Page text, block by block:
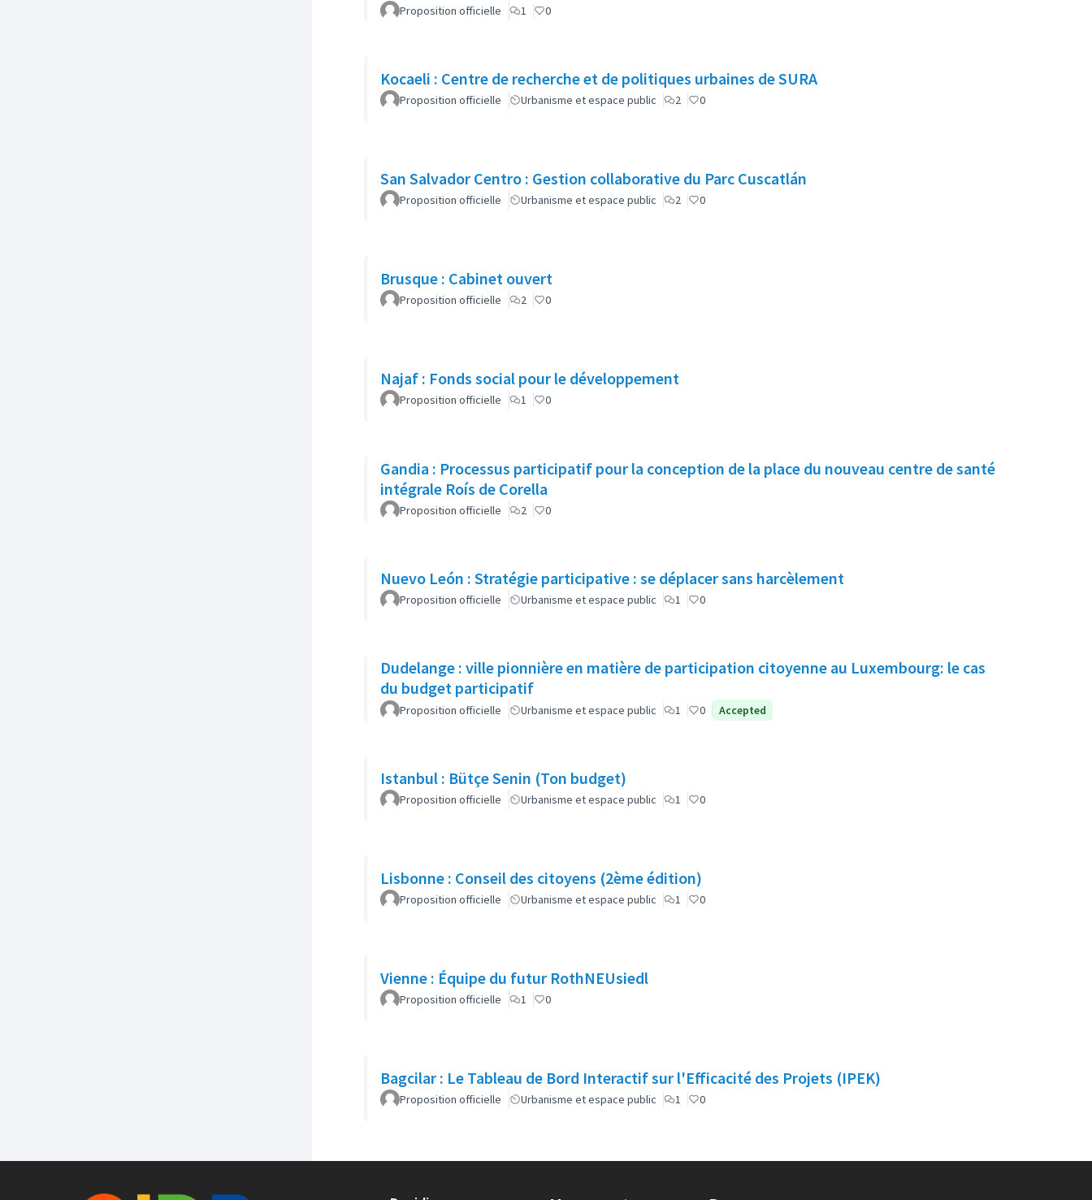
Proposition officielle 1 0
Kocaeli : Centre de recherche et de politiques urbaines de SURA
Proposition officielle Urbanisme et espace public 2 0
San Salvador Centro : Gestion collaborative du Parc Cuscatlán
Proposition officielle Urbanisme et espace public 2 0
Brusque : Cabinet ouvert
Proposition officielle 2 0
Najaf : Fonds social pour le développement
Proposition officielle 1 0
Gandia : Processus participatif pour la conception de la place du nouveau centre de santé
intégrale Roís de Corella
Proposition officielle 2 0
Nuevo León : Stratégie participative : se déplacer sans harcèlement
Proposition officielle Urbanisme et espace public 1 0
Dudelange : ville pionnière en matière de participation citoyenne au Luxembourg: le cas
du budget participatif
Proposition officielle Urbanisme et espace public 1 0 Accepted
Istanbul : Bütçe Senin (Ton budget)
Proposition officielle Urbanisme et espace public 1 0
Lisbonne : Conseil des citoyens (2ème édition)
Proposition officielle Urbanisme et espace public 1 0
Vienne : Équipe du futur RothNEUsiedl
Proposition officielle 1 0
Bagcilar : Le Tableau de Bord Interactif sur l'Efficacité des Projets (IPEK)
Proposition officielle Urbanisme et espace public 1 0